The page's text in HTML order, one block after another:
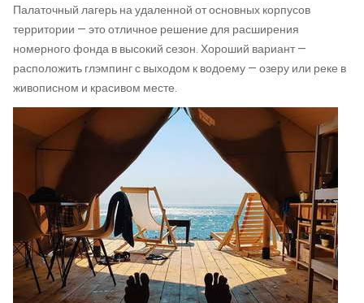
Палаточный лагерь на удаленной от основных корпусов
территории — это отличное решение для расширения
номерного фонда в высокий сезон. Хороший вариант —
расположить глэмпинг с выходом к водоему — озеру или реке в
живописном и красивом месте.